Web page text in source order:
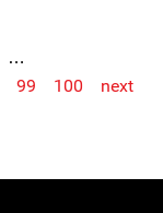
…
99 100
next